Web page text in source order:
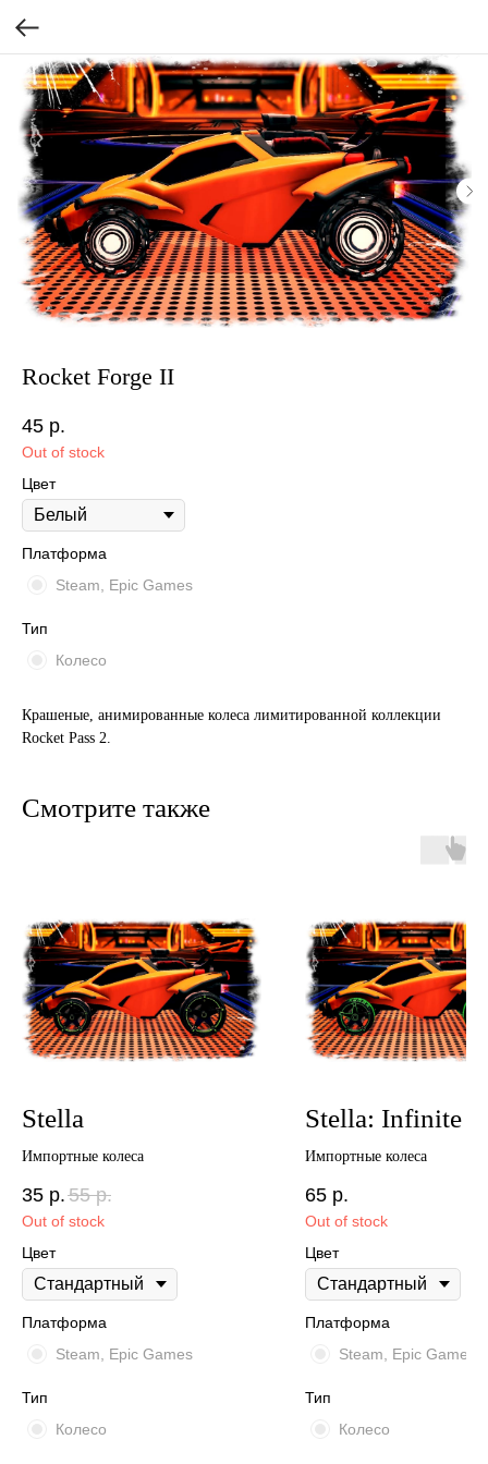
Rocket Forge II
45 р.
Out of stock
Цвет
Платформа
Steam, Epic Games
Тип
Колесо
Крашеные, анимированные колеса лимитированной коллекции
Rocket Pass 2.
Смотрите также
Stella
Импортные колеса
35 р. 55 р.
Out of stock
Цвет
Платформа
Steam, Epic Games
Тип
Колесо
Stella: Infinite
Импортные колеса
65 р.
Out of stock
Цвет
Платформа
Steam, Epic Games
Тип
Колесо